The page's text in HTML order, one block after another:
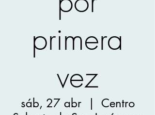
primera
vez
sáb, 27 abr
  |
Centro